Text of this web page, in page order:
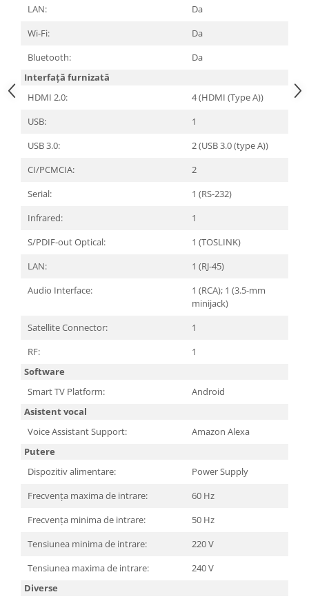
LAN:
Da
Wi-Fi:
Da
Bluetooth:
Da
Interfață furnizată
HDMI 2.0:
4 (HDMI (Type A))
USB:
1
USB 3.0:
2 (USB 3.0 (type A))
CI/PCMCIA:
2
Serial:
1 (RS-232)
Infrared:
1
S/PDIF-out Optical:
1 (TOSLINK)
LAN:
1 (RJ-45)
Audio Interface:
1 (RCA); 1 (3.5-mm
minijack)
Satellite Connector:
1
RF:
1
Software
Smart TV Platform:
Android
Asistent vocal
Voice Assistant Support:
Amazon Alexa
Putere
Dispozitiv alimentare:
Power Supply
Frecvența maxima de intrare:
60 Hz
Frecvența minima de intrare:
50 Hz
Tensiunea minima de intrare:
220 V
Tensiunea maxima de intrare:
240 V
Diverse